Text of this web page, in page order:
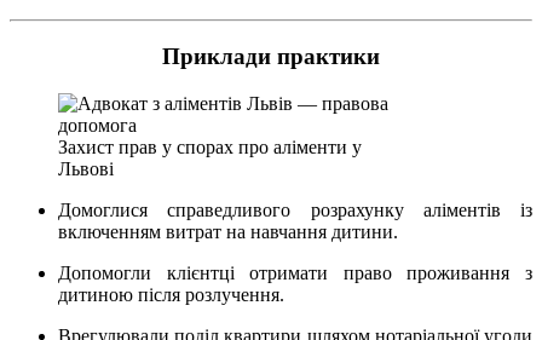
Приклади практики
Захист прав у спорах про аліменти у
Львові
Домоглися справедливого розрахунку аліментів із
включенням витрат на навчання дитини.
Допомогли клієнтці отримати право проживання з
дитиною після розлучення.
Врегулювали поділ квартири шляхом нотаріальної угоди